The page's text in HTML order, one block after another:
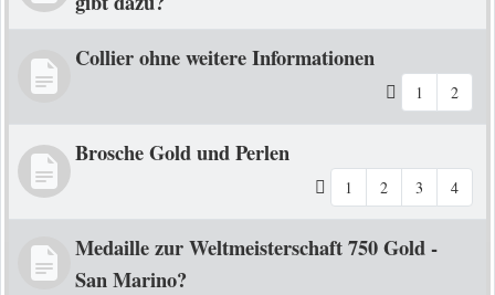
Collier ohne weitere Informationen
1 2
Brosche Gold und Perlen
1 2 3 4
Medaille zur Weltmeisterschaft 750 Gold -
San Marino?